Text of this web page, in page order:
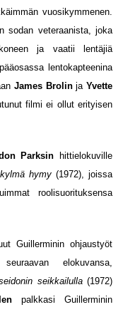
vuosikymmenen.
sodan veteraanista, joka
ja vaatii lentäjiä
lentokapteenina
James Brolinja Yvette
filmi ei ollut erityisen
Parksin hittielokuville
hymy (1972), joissa
roolisuorituksensa
Guillerminin ohjaustyöt
elokuvansa,
seikkailulla(1972)
palkkasi Guillerminin